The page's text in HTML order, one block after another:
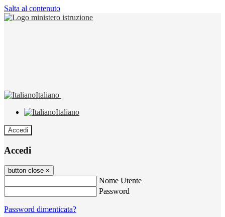
Salta al contenuto
Italiano
Italiano
Accedi
Accedi
button close ×
Nome Utente
Password
Password dimenticata?